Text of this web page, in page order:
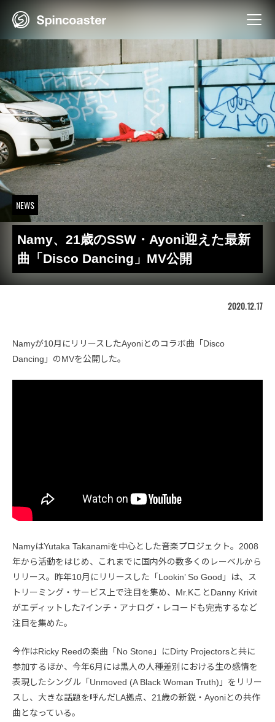
NEWS
Namy、21歳のSSW・Ayoni迎えた最新
曲「Disco Dancing」MV公開
2020.12.17
Namyが10月にリリースしたAyoniとのコラボ曲「Disco
Dancing」のMVを公開した。
NamyはYutaka Takanamiを中心とした音楽プロジェクト。2008
年から活動をはじめ、これまでに国内外の数多くのレーベルから
リリース。昨年10月にリリースした「Lookin’ So Good」は、ス
トリーミング・サービス上で注目を集め、Mr.KことDanny Krivit
がエディットした7インチ・アナログ・レコードも完売するなど
注目を集めた。
今作はRicky Reedの楽曲「No Stone」にDirty Projectorsと共に
参加するほか、今年6月には黒人の人種差別における生の感情を
表現したシングル「Unmoved (A Black Woman Truth)」をリリー
スし、大きな話題を呼んだLA拠点、21歳の新鋭・Ayoniとの共作
曲となっている。